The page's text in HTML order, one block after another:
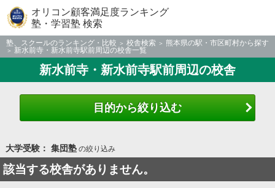
オリコン顧客満足度ランキング
塾・学習塾 検索
塾、スクールのランキング・比較 校舎検索
熊本県の駅・市区町村から探す
新水前寺・新水前寺駅前周辺の校舎一覧
新水前寺・新水前寺駅前周辺の校舎
目的から絞り込む
大学受験： 集団塾の絞り込み
該当する校舎がありません。